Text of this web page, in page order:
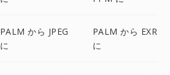
PALM から JPEG
に
PALM から EXR
に